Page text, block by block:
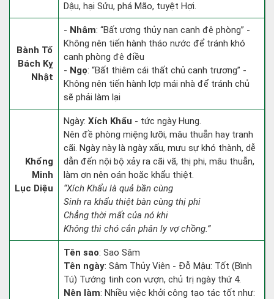
Dậu, hại Sửu, phá Mão, tuyệt Hợi.
Bành Tổ
Bách Kỵ
Nhật
- Nhâm: “Bất ương thủy nan canh đê phòng” -
Không nên tiến hành tháo nước để tránh khó
canh phòng đê điều
- Ngọ: “Bất thiêm cái thất chủ canh trương” -
Không nên tiến hành lợp mái nhà để tránh chủ
sẽ phải làm lại
Khổng
Minh
Lục Diệu
Ngày: Xích Khẩu - tức ngày Hung.
Nên đề phòng miệng lưỡi, mâu thuẫn hay tranh
cãi. Ngày này là ngày xấu, mưu sự khó thành, dễ
dẫn đến nội bộ xảy ra cãi vã, thị phi, mâu thuẫn,
làm ơn nên oán hoặc khẩu thiệt.
“Xích Khẩu là quả bần cùng
Sinh ra khẩu thiệt bàn cùng thị phi
Chẳng thời mất của nó khi
Không thì chó cắn phân ly vợ chồng.”
Tên sao: Sao Sâm
Tên ngày: Sâm Thủy Viên - Đỗ Mậu: Tốt (Bình
Tú) Tướng tinh con vượn, chủ trị ngày thứ 4.
Nên làm: Nhiều việc khởi công tạo tác tốt như: